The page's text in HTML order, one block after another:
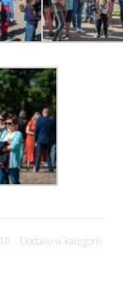
Dodano w kategorii: